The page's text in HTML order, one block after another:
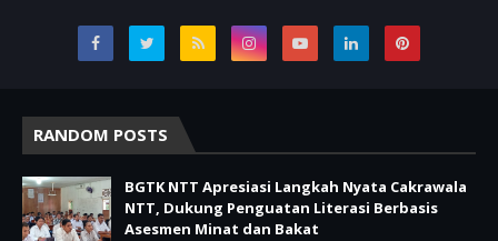
RANDOM POSTS
BGTK NTT Apresiasi Langkah Nyata Cakrawala
NTT, Dukung Penguatan Literasi Berbasis
Asesmen Minat dan Bakat